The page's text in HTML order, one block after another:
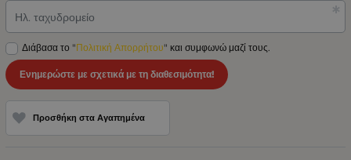
Ηλ. ταχυδρομείο
Διάβασα το "Πολιτική Απορρήτου" και συμφωνώ μαζί τους.
Ενημερώστε με σχετικά με τη διαθεσιμότητα!
Προσθήκη στα Αγαπημένα